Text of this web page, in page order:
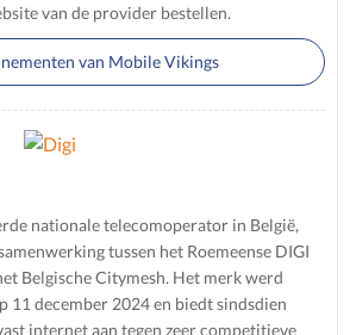
van de provider bestellen.
van Mobile Vikings
nationale telecomoperator in België,
tussen het Roemeense DIGI
Belgische Citymesh. Het merk werd
11 december 2024 en biedt sindsdien
internet aan tegen zeer competitieve